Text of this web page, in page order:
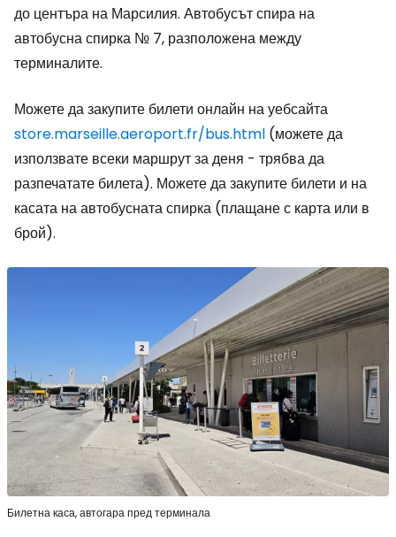
до центъра на Марсилия. Автобусът спира на
автобусна спирка № 7, разположена между
терминалите.
Можете да закупите билети онлайн на уебсайта
store.marseille.aeroport.fr/bus.html (можете да
използвате всеки маршрут за деня - трябва да
разпечатате билета). Можете да закупите билети и на
касата на автобусната спирка (плащане с карта или в
брой).
Билетна каса, автогара пред терминала